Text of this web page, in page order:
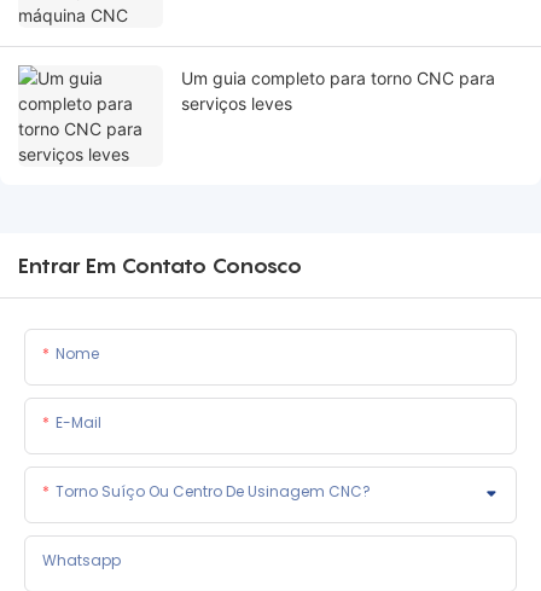
Um guia completo para torno CNC para
serviços leves
Entrar Em Contato Conosco
Nome
E-Mail
Torno Suíço Ou Centro De Usinagem CNC?
Whatsapp